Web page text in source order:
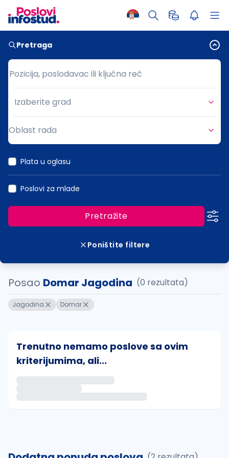
Pretraga
Pozicija, poslodavac ili ključna reč
Pozicija, poslodavac ili ključna reč
Grad
Izaberite grad
Oblast rada
Plata u oglasu
Poslovi za mlade
Pretražite
Poništite filtere
Posao Domar Jagodina (0 rezultata)
Jagodina Domar
Trenutno nemamo poslove sa ovim
kriterijumima, ali...